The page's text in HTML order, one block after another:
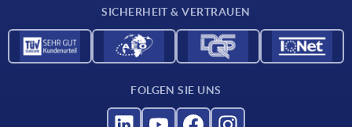
SICHERHEIT & VERTRAUEN
FOLGEN SIE UNS